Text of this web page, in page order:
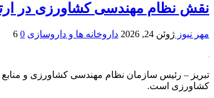
نقش نظام مهندسی کشاورزی در
مهر نیوز ژوئن 24, 2026 داروخانه ها و داروسازی 0
6
تبریز – رئیس سازمان نظام مهندسی کشاورزی و
کشاورزی است.